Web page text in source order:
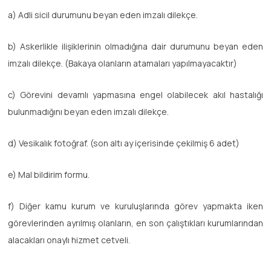
a) Adli sicil durumunu beyan eden imzalı dilekçe.
b) Askerlikle ilişiklerinin olmadığına dair durumunu beyan eden
imzalı dilekçe. (Bakaya olanların atamaları yapılmayacaktır)
c) Görevini devamlı yapmasına engel olabilecek akıl hastalığı
bulunmadığını beyan eden imzalı dilekçe.
d) Vesikalık fotoğraf. (son altı ay içerisinde çekilmiş 6 adet)
e) Mal bildirim formu.
f) Diğer kamu kurum ve kuruluşlarında görev yapmakta iken
görevlerinden ayrılmış olanların, en son çalıştıkları kurumlarından
alacakları onaylı hizmet cetveli.